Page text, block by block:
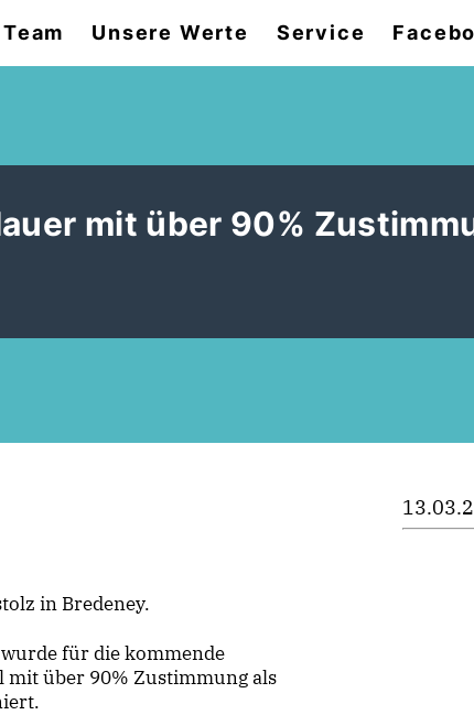
Unsere Werte Service
mit über 90%
in Bredeney.
für die kommende
mit über 90% Zustimmung als